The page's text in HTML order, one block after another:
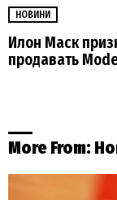
НОВИНИ
Илон Маск
продавать
More From: